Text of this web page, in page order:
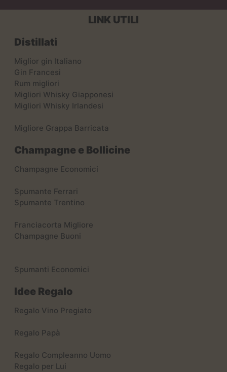
LINK UTILI
Distillati
Miglior gin Italiano
Gin Francesi
Rum migliori
Migliori Whisky Giapponesi
Migliori Whisky Irlandesi
Migliore Grappa Barricata
Champagne e Bollicine
Champagne Economici
Spumante Ferrari
Spumante Trentino
Franciacorta Migliore
Champagne Buoni
Spumanti Economici
Idee Regalo
Regalo Vino Pregiato
Regalo Papà
Regalo Compleanno Uomo
Regalo per Lui